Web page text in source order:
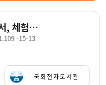
전봉건 시론선 : 詩를 찾아서, 체험적 시론과 단상들, 시 월평과 시론, 시집 서문과 후기, 편지글·기타, 생애 및 작품 연보 / 지은이: 전봉건
-15-13
국회전자도서관